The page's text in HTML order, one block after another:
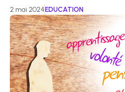
2 mai 2024EDUCATION